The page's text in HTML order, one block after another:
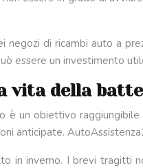
di ricambi auto a
essere un investimento
vita della
un obiettivo
anticipate.
in inverno. I brevi tragitti